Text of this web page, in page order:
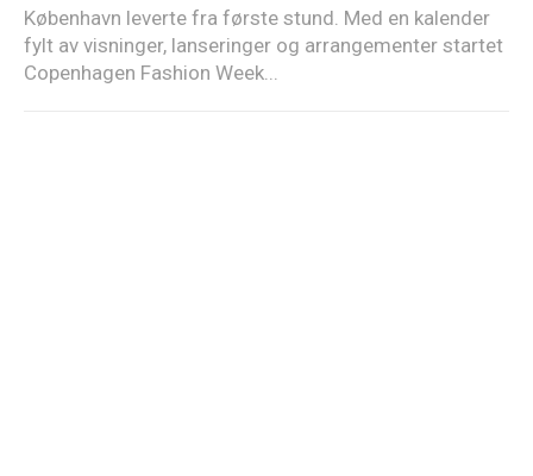
København leverte fra første stund. Med en kalender
fylt av visninger, lanseringer og arrangementer startet
Copenhagen Fashion Week...